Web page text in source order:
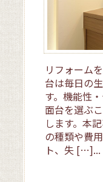
リフォーム
台は毎日の
す。機能性
面台を選ぶ
します。本
の種類や費
ト、失 […]...